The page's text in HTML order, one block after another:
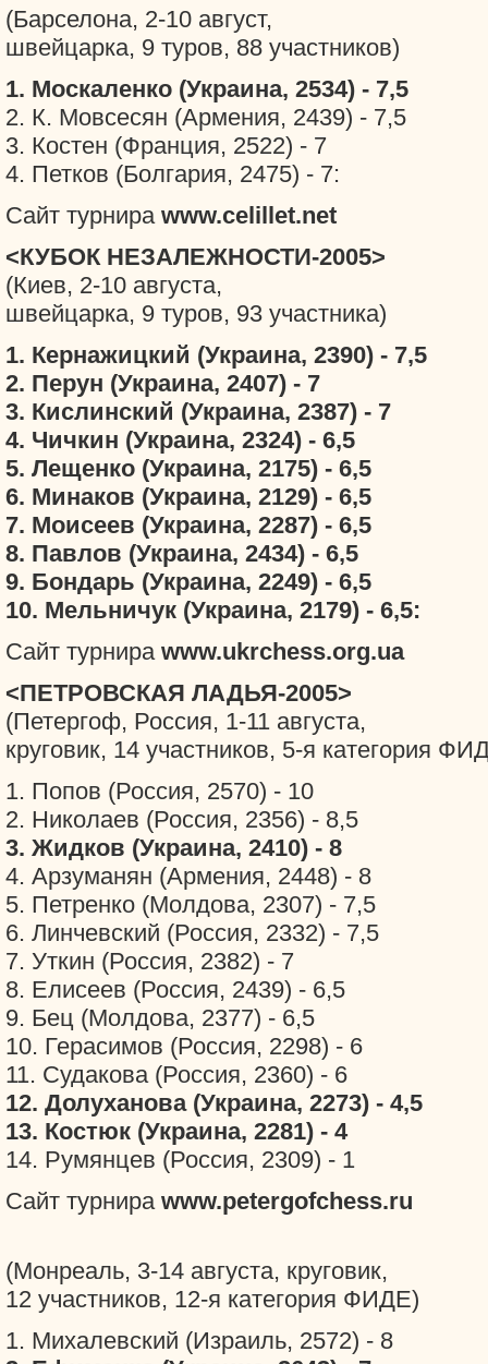
(Барселона, 2-10 август,
швейцарка, 9 туров, 88 участников)
1. Москаленко (Украина, 2534) - 7,5
2. К. Мовсесян (Армения, 2439) - 7,5
3. Костен (Франция, 2522) - 7
4. Петков (Болгария, 2475) - 7:
Сайт турнира www.celillet.net
<КУБОК НЕЗАЛЕЖНОСТИ-2005>
(Киев, 2-10 августа,
швейцарка, 9 туров, 93 участника)
1. Кернажицкий (Украина, 2390) - 7,5
2. Перун (Украина, 2407) - 7
3. Кислинский (Украина, 2387) - 7
4. Чичкин (Украина, 2324) - 6,5
5. Лещенко (Украина, 2175) - 6,5
6. Минаков (Украина, 2129) - 6,5
7. Моисеев (Украина, 2287) - 6,5
8. Павлов (Украина, 2434) - 6,5
9. Бондарь (Украина, 2249) - 6,5
10. Мельничук (Украина, 2179) - 6,5:
Сайт турнира www.ukrchess.org.ua
<ПЕТРОВСКАЯ ЛАДЬЯ-2005>
(Петергоф, Россия, 1-11 августа,
круговик, 14 участников, 5-я категория
1. Попов (Россия, 2570) - 10
2. Николаев (Россия, 2356) - 8,5
3. Жидков (Украина, 2410) - 8
4. Арзуманян (Армения, 2448) - 8
5. Петренко (Молдова, 2307) - 7,5
6. Линчевский (Россия, 2332) - 7,5
7. Уткин (Россия, 2382) - 7
8. Елисеев (Россия, 2439) - 6,5
9. Бец (Молдова, 2377) - 6,5
10. Герасимов (Россия, 2298) - 6
11. Судакова (Россия, 2360) - 6
12. Долуханова (Украина, 2273) - 4,5
13. Костюк (Украина, 2281) - 4
14. Румянцев (Россия, 2309) - 1
Сайт турнира www.petergofchess.ru
(Монреаль, 3-14 августа, круговик,
12 участников, 12-я категория ФИДЕ)
1. Михалевский (Израиль, 2572) - 8